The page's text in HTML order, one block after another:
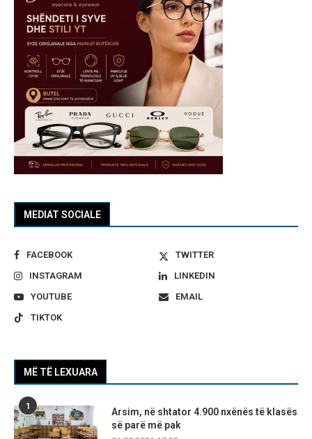
MEDIAT SOCIALE
FACEBOOK
TWITTER
INSTAGRAM
LINKEDIN
YOUTUBE
EMAIL
TIKTOK
MË TË LEXUARA
1
Arsim, në shtator 4.900 nxënës të klasës
së parë më pak